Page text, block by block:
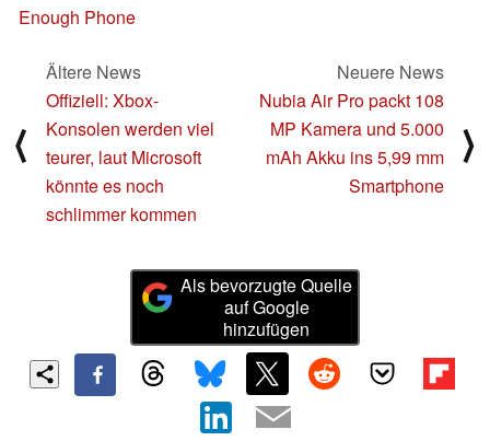
Enough Phone
⟨
Ältere News
Offiziell: Xbox-
Konsolen werden viel
teurer, laut Microsoft
könnte es noch
schlimmer kommen
Neuere News
Nubia Air Pro packt 108
MP Kamera und 5.000
mAh Akku ins 5,99 mm
Smartphone
⟩
Als bevorzugte Quelle
auf Google
hinzufügen